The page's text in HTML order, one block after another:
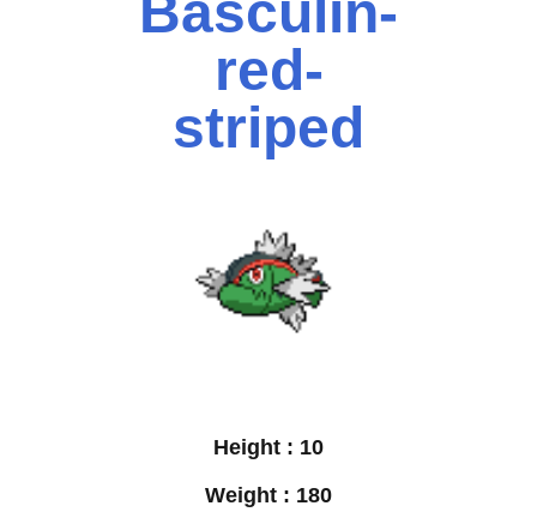
red-
striped
Height : 10
Weight : 180